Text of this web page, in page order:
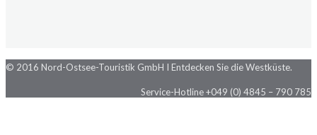
© 2016 Nord-Ostsee-Touristik GmbH I Entdecken Sie die Westküste.
Service-Hotline +049 (0) 4845 – 790 785